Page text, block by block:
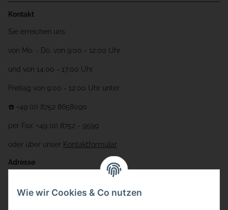
Kontakt
Sie erreichen uns
von Mo. - Do. von 9:00 - 12:00 Uhr
und von 14:00 - 17:00 Uhr
Freitag von 9:00 - 12:00 Uhr unter:
☎️ +49 (0) 8752 8658090
per Fax: +49 (0) 8752 - 9599
oder über unser Kontaktformular
Adresse
Gewerbering 17
Wie wir Cookies & Co nutzen